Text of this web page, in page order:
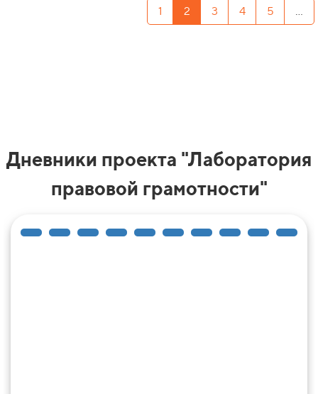
1 2 3 4 5
Дневники проекта "Лаборатория
правовой грамотности"